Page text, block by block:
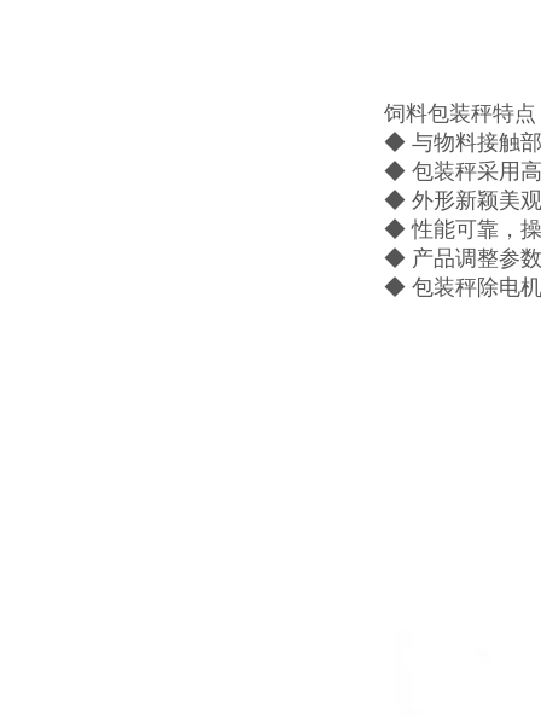
饲料包装秤特点
◆ 与物料接触
◆ 包装秤采用
◆ 外形新颖美
◆ 性能可靠，
◆ 产品调整参
◆ 包装秤除电